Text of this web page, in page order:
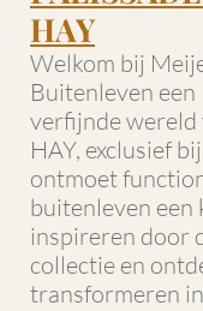
HAY
Welkom bij
Buitenleven
verfijnde wereld
HAY, exclusief
ontmoet
buitenleven een
inspireren door
collectie en
transformeren